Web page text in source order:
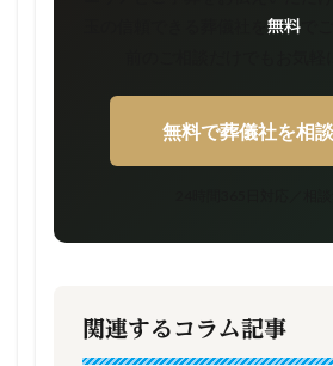
無料
無料で葬儀社を相
関連するコラム記事